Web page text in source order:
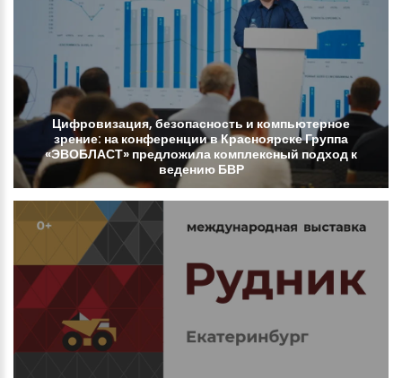
Цифровизация, безопасность и компьютерное
зрение: на конференциивКрасноярскеГруппа
«ЭВОБЛАСТ» предложила комплексный подход к
ведению БВР